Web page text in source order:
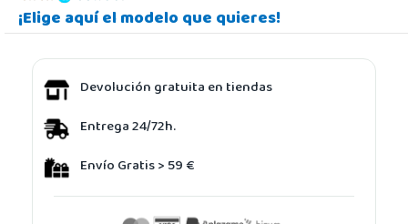
¡Elige aquí el modelo que quieres!
Devolución gratuita en tiendas
Entrega 24/72h.
Envío Gratis > 59 €